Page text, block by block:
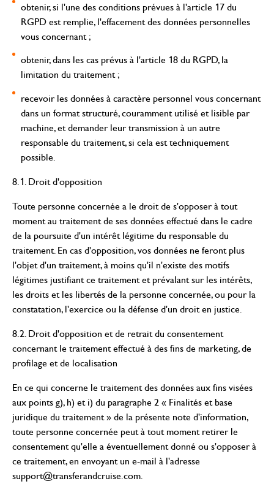
obtenir, si l'une des conditions prévues à l'article 17 du
RGPD est remplie, l'effacement des données personnelles
vous concernant ;
obtenir, dans les cas prévus à l'article 18 du RGPD, la
limitation du traitement ;
recevoir les données à caractère personnel vous concernant
dans un format structuré, couramment utilisé et lisible par
machine, et demander leur transmission à un autre
responsable du traitement, si cela est techniquement
possible.
8.1. Droit d'opposition
Toute personne concernée a le droit de s'opposer à tout
moment au traitement de ses données effectué dans le cadre
de la poursuite d'un intérêt légitime du responsable du
traitement. En cas d'opposition, vos données ne feront plus
l'objet d'un traitement, à moins qu'il n'existe des motifs
légitimes justifiant ce traitement et prévalant sur les intérêts,
les droits et les libertés de la personne concernée, ou pour la
constatation, l'exercice ou la défense d'un droit en justice.
8.2. Droit d'opposition et de retrait du consentement
concernant le traitement effectué à des fins de marketing, de
profilage et de localisation
En ce qui concerne le traitement des données aux fins visées
aux points g), h) et i) du paragraphe 2 « Finalités et base
juridique du traitement » de la présente note d'information,
toute personne concernée peut à tout moment retirer le
consentement qu'elle a éventuellement donné ou s'opposer à
ce traitement, en envoyant un e-mail à l'adresse
support@transferandcruise.com